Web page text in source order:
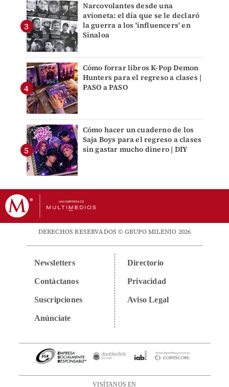
Narcovolantes desde una
avioneta: el día que se le declaró
la guerra a los 'influencers' en
Sinaloa
Cómo forrar libros K-Pop Demon
Hunters para el regreso a clases |
PASO a PASO
Cómo hacer un cuaderno de los
Saja Boys para el regreso a clases
sin gastar mucho dinero | DIY
DERECHOS RESERVADOS © GRUPO MILENIO 2026
Newsletters
Contáctanos
Suscripciones
Anúnciate
Directorio
Privacidad
Aviso Legal
VISÍTANOS EN